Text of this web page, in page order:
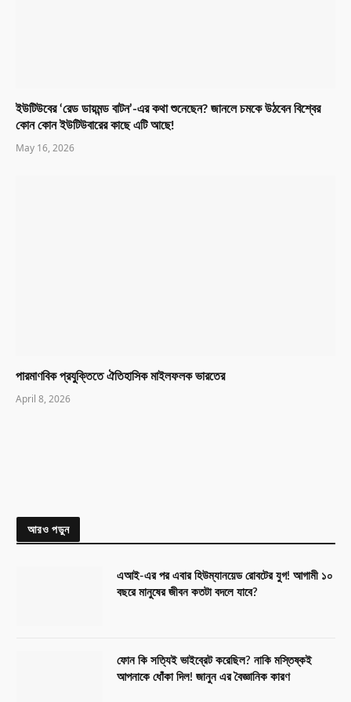
ইউটিউবের ‘রেড ডায়মন্ড বাটন’-এর কথা শুনেছেন? জানলে চমকে উঠবেন বিশ্বের
কোন কোন ইউটিউবারের কাছে এটি আছে!
May 16, 2026
পারমাণবিক প্রযুক্তিতে ঐতিহাসিক মাইলফলক ভারতের
April 8, 2026
আরও পড়ুন
এআই-এর পর এবার হিউম্যানয়েড রোবটের যুগ! আগামী ১০
বছরে মানুষের জীবন কতটা বদলে যাবে?
ফোন কি সত্যিই ভাইব্রেট করেছিল? নাকি মস্তিষ্কই
আপনাকে ধোঁকা দিল! জানুন এর বৈজ্ঞানিক কারণ